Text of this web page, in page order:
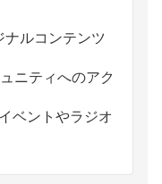
ルコンテンツ
ニティへのアク
ベントやラジオ